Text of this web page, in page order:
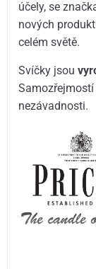
účely, se
nových
celém světě.
Svíčky jsou
nezávadnosti.